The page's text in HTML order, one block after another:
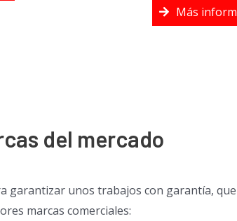
Más
del mercado
garantizar unos trabajos con garantía,
marcas comerciales: